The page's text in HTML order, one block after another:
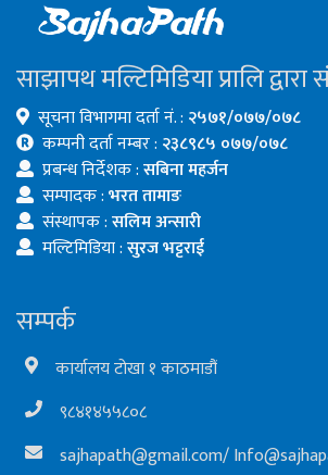
साझापथ मल्टिमिडिया प्रालि
सूचना विभागमा दर्ता नं. : २५७१/०७७/०७८
कम्पनी दर्ता नम्बर : २३८९८५ ०७७/०७८
प्रबन्ध निर्देशक :सबिना महर्जन
सम्पादक :भरत तामाङ
संस्थापक :सलिम अन्सारी
मल्टिमिडिया :सुरज भट्टराई
सम्पर्क
कार्यालय टोखा १ काठमाडौं
९८४१४५५८०८
sajhapath@gmail.com/